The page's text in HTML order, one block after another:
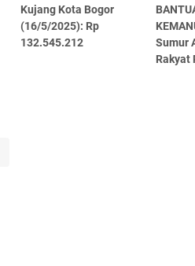
Kujang Kota Bogor
(16/5/2025): Rp
132.545.212
Sumur
Rakyat